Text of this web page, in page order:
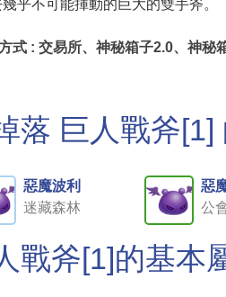
乎不可能揮動的巨大的雙手斧。
式 : 交易所、神秘箱子2.0、神秘
落 巨人戰斧[1]
惡魔波利
迷藏森林
惡
公
戰斧[1]的基本